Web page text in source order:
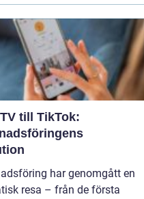
till TikTok:
har genomgått en
resa – från de första